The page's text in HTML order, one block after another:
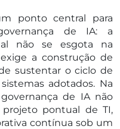
ponto central para
de IA: a
não se esgota na
a construção de
sustentar o ciclo de
adotados. Na
de IA não
pontual de TI,
contínua sob um